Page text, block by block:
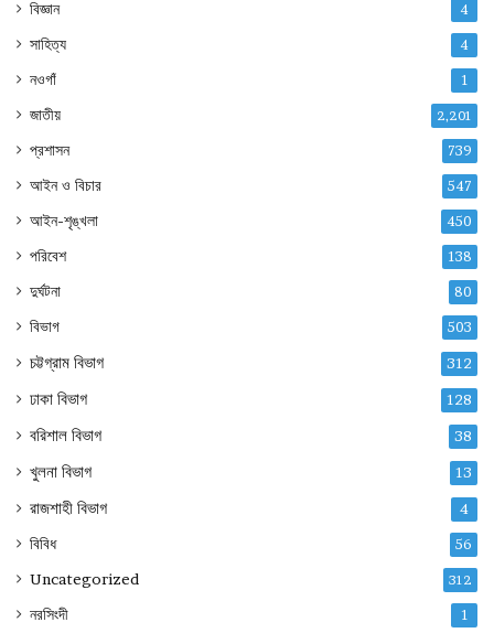
বিজ্ঞান 4
সাহিত্য 4
নওগাঁ 1
জাতীয় 2,201
প্রশাসন 739
আইন ও বিচার 547
আইন-শৃঙ্খলা 450
পরিবেশ 138
দুর্ঘটনা 80
বিভাগ 503
চট্টগ্রাম বিভাগ 312
ঢাকা বিভাগ 128
বরিশাল বিভাগ 38
খুলনা বিভাগ 13
রাজশাহী বিভাগ 4
বিবিধ 56
Uncategorized 312
নরসিংদী 1